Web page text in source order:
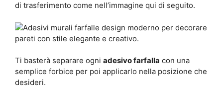
di trasferimento come nell’immagine qui di seguito.
Ti basterà separare ogni adesivo farfalla con una
semplice forbice per poi applicarlo nella posizione che
desideri.